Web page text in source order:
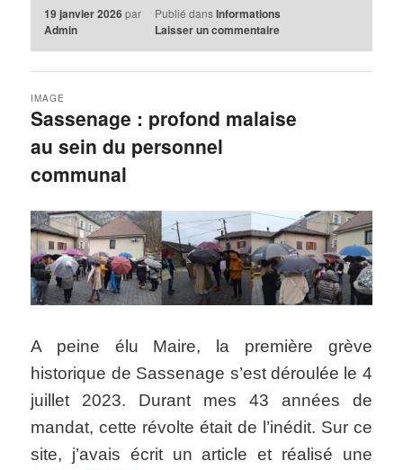
19 janvier 2026par
Admin
Publié dans Informations
Laisser un commentaire
Sassenage : profond malaise
au sein du personnel
communal
IMAGE
A peine élu Maire, la première grève
historique de Sassenage s’est déroulée le 4
juillet 2023. Durant mes 43 années de
mandat, cette révolte était de l’inédit. Sur ce
site, j’avais écrit un article et réalisé une